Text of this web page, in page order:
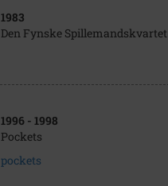
1983
Den Fynske Spillemandskvartet
1996 - 1998
Pockets
pockets